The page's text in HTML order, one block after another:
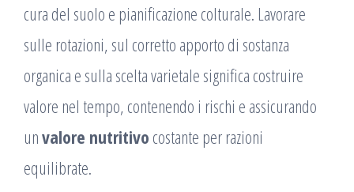
cura del suolo e pianificazione colturale. Lavorare
sulle rotazioni, sul corretto apporto di sostanza
organica e sulla scelta varietale significa costruire
valore nel tempo, contenendo i rischi e assicurando
unvalore nutritivo costante per razioni
equilibrate.